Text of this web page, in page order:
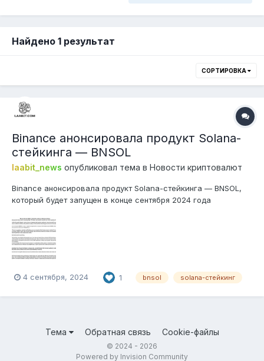
Найдено 1 результат
СОРТИРОВКА
Binance анонсировала продукт Solana-
стейкинга — BNSOL
laabit_news опубликовал тема в Новости криптовалют
Binance анонсировала продукт Solana-стейкинга — BNSOL,
который будет запущен в конце сентября 2024 года
вознаграждения, получая разблокированную ликвидность в
виде BNSOL
4 сентября, 2024 1 bnsol solana-стейкинг
Тема Обратная связь Cookie-файлы
© 2024 - 2026
Powered by Invision Community